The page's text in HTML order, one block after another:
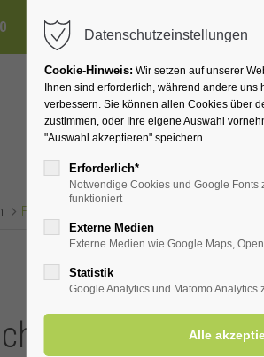
info@badwesternkotten.de
Ihr Heilbad
Eventsreader (Timeline)
(versch.
Datenschutzeinstellungen
Cookie-Hinweis: Wir setzen auf unserer
Ihnen sind erforderlich, während andere uns
verbessern. Sie können allen Cookies über
zustimmen, oder Ihre eigene Auswahl
"Auswahl akzeptieren" speichern.
Erforderlich*
Notwendige Cookies und Google
funktioniert
Externe Medien
Externe Medien wie Google Maps,
Statistik
Google Analytics und Matomo Analytics